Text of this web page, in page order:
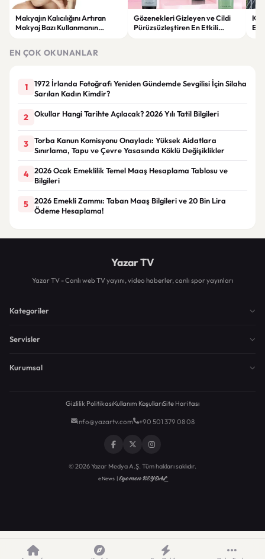
Makyajın Kalıcılığını Artıran
Makyaj Bazı Kullanmanın
Gözenekleri Gizleyen ve Cildi
Pürüzsüzleştiren En Etkili
EN ÇOK OKUNANLAR
1
1972 İrlanda Fotoğrafı Yeniden Gündemde Sevgilisi İçin Silaha
Sarılan Kadın Kimdir?
2 Okullar Hangi Tarihte Açılacak? 2026 Yılı Tatil Bilgileri
3
Torba Kanun Komisyonu Onayladı: Yüksek Aidatlara
Sınırlama, Tapu ve Çevre Yasasında Köklü Değişiklikler
4
2026 Ocak Emeklilik Temel Maaş Hesaplama Tablosu ve
Bilgileri
5
2026 Emekli Zammı: Taban Maaş Bilgileri ve 20 Bin Lira
Ödeme Hesaplama!
Yazar TV
Yazar TV - Canlı web TV yayını, video haberler, canlı spor yayınları
Kategoriler
Servisler
Kurumsal
Gizlilik PolitikasıKullanım KoşullarıSite Haritası
info@yazartv.com +90 501 379 08 08
© 2026 Yazar Medya A.Ş. Tüm hakları saklıdır.
eNews |Egemen KEYDAL